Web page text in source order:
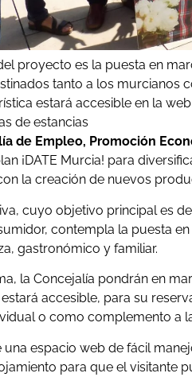
proyecto es la puesta en
tanto a los murcianos
estará accesible en la web
de estancias
de Empleo, Promoción
¡DATE Murcia! para
la creación de nuevos
cuyo objetivo principal es
contempla la puesta
gastronómico y familiar.
la Concejalía pondrán en
accesible, para su
o como complemento a
una espacio web de fácil
para que el visitante